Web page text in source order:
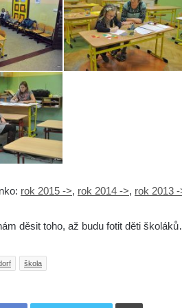
rok 2015 ->, rok 2014 ->, rok 2013
děsit toho, až budu fotit děti
škola
Tisknout